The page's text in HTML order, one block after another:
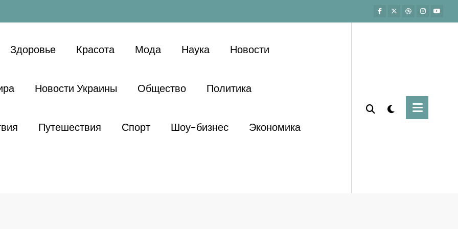
Здоровье Красота Мода Наука Новости
Новости Украины Общество Политика
Путешествия Спорт Шоу-бизнес Экономика